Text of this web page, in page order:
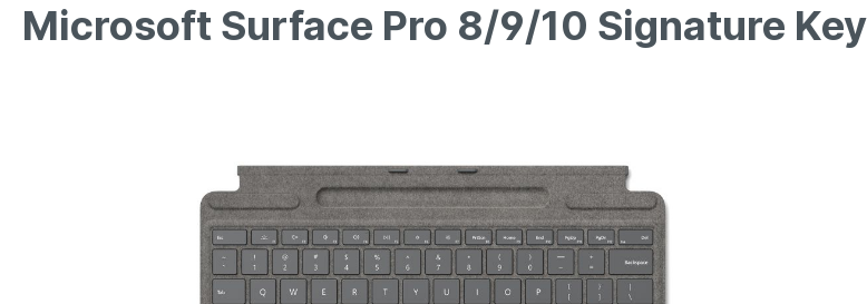
Pro 10
Pro 13 Zoll
Pro 12
Laptop 6. Generation Laptop 7. Generation Laptop
Docking Station Tastaturen Stifte
Microsoft Surface Pro 8/9/10 Signature